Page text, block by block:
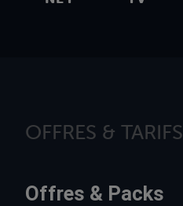
OFFRES & TARIFS
Offres & Packs